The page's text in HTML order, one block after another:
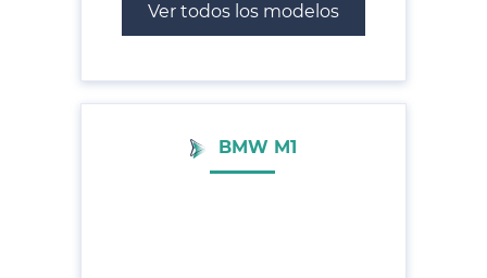
Ver todos los modelos
BMW M1